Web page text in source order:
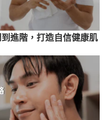
進階，打造自信健康肌